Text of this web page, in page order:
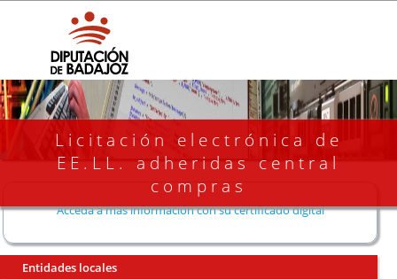
Licitación electrónica de
EE.LL. adheridas central
compras
Acceda a más información con su certificado digital
Entidades locales